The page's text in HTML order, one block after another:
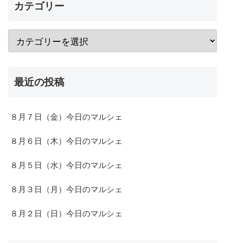
カテゴリー
最近の投稿
８月７日（金）今日のマルシェ
８月６日（木）今日のマルシェ
８月５日（水）今日のマルシェ
８月３日（月）今日のマルシェ
８月２日（日）今日のマルシェ